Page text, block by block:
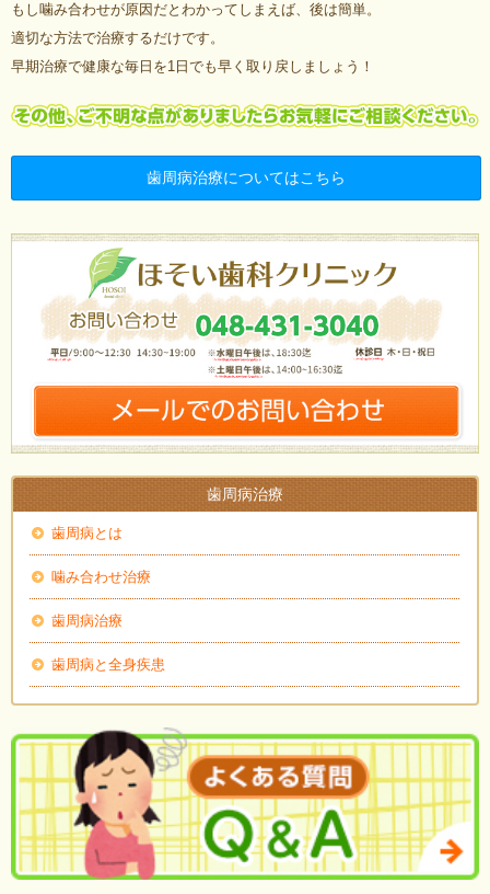
もし噛み合わせが原因だとわかってしまえば、後は簡単。
適切な方法で治療するだけです。
早期治療で健康な毎日を1日でも早く取り戻しましょう！
歯周病治療についてはこちら
歯周病治療
歯周病とは
噛み合わせ治療
歯周病治療
歯周病と全身疾患